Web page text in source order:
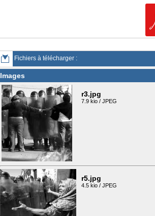
Fichiers à télécharger :
Images
r3.jpg
7.9 kio / JPEG
r5.jpg
4.5 kio / JPEG